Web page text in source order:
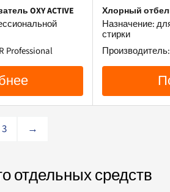
OXY ACTIVE
Professional
Хлорный
Назначение:
стирки
Производитель:
3 →
отдельных средств